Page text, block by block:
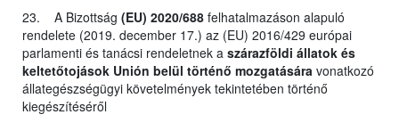
23. A Bizottság (EU) 2020/688 felhatalmazáson alapuló
rendelete (2019. december 17.) az (EU) 2016/429 európai
parlamenti és tanácsi rendeletnek a szárazföldi állatok és
keltetőtojások Unión belül történő mozgatására vonatkozó
állategészségügyi követelmények tekintetében történő
kiegészítéséről